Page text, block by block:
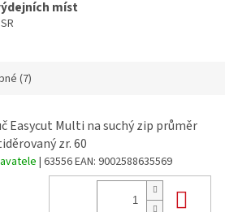
míst
(7)
Easycut Multi na suchý zip průměr
zr. 60
| 63556EAN: 9002588635569